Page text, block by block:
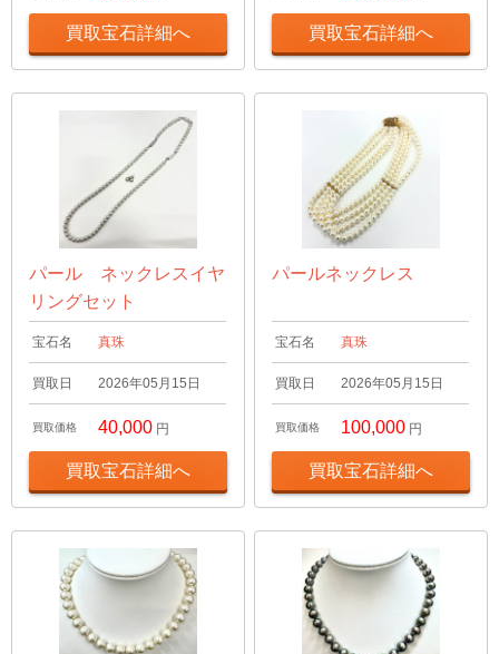
買取宝石詳細へ 買取宝石詳細へ
パール ネックレスイヤ
リングセット
宝石名 真珠
買取日 2026年05月15日
買取価格 40,000 円
買取宝石詳細へ
パールネックレス
宝石名 真珠
買取日 2026年05月15日
買取価格 100,000 円
買取宝石詳細へ